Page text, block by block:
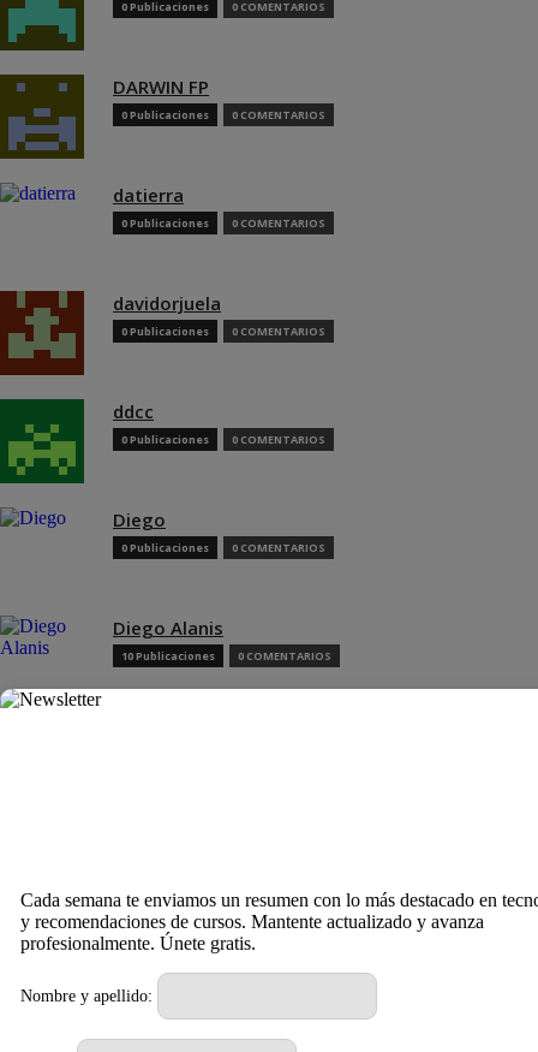
0 Publicaciones 0 COMENTARIOS
DARWIN FP
0 Publicaciones 0 COMENTARIOS
datierra
0 Publicaciones 0 COMENTARIOS
davidorjuela
0 Publicaciones 0 COMENTARIOS
ddcc
0 Publicaciones 0 COMENTARIOS
Diego
0 Publicaciones 0 COMENTARIOS
Diego Alanis
10 Publicaciones 0 COMENTARIOS
dlux
0 Publicaciones
Cada semana te enviamos un resumen con lo más destacado en
y recomendaciones de cursos. Mantente actualizado y avanza
profesionalmente. Únete gratis.
Nombre y apellido: